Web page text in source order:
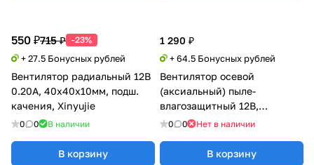
550 ₽715 ₽ -23%
+ 27.5 Бонусных рублей
Вентилятор радиальный 12В
0.20А, 40х40х10мм, подш.
качения, Xinyujie
0 0 В наличии
В корзину
1 290 ₽
+ 64.5 Бонусных рублей
Вентилятор осевой
(аксиальный) пыле-
влагозащитный 12В,
40х40х10мм, подш. качения,
0 0 Нет в наличии
В корзину